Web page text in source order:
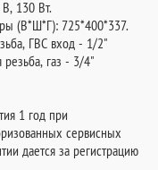
130 Вт.
(В*Ш*Г): 725*400*337.
ГВС вход - 1/2"
газ - 3/4"
1 год при
сервисных
дается за регистрацию